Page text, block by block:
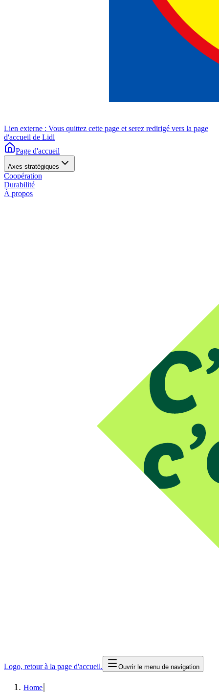
Lien externe : Vous quittez cette page et serez redirigé vers la page
d'accueil de Lidl
Page d'accueil
Axes stratégiques
Coopération
Durabilité
À propos
Logo, retour à la page d'accueil. Ouvrir le menu de navigation
Home|